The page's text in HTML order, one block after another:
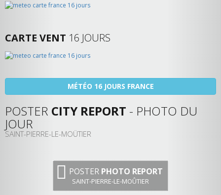
CARTE VENT 16 JOURS
MÉTÉO 16 JOURS FRANCE
POSTER CITY REPORT - PHOTO DU
JOUR
SAINT-PIERRE-LE-MOÛTIER
POSTER PHOTO REPORT
SAINT-PIERRE-LE-MOÛTIER